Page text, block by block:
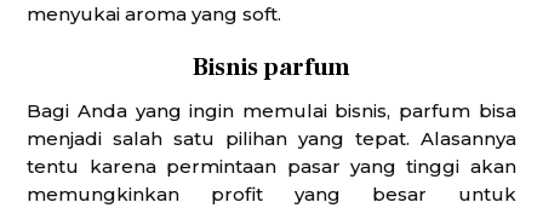
menyukai aroma yang soft.
Bisnis parfum
Bagi Anda yang ingin memulai bisnis, parfum bisa
menjadi salah satu pilihan yang tepat. Alasannya
tentu karena permintaan pasar yang tinggi akan
memungkinkan profit yang besar untuk